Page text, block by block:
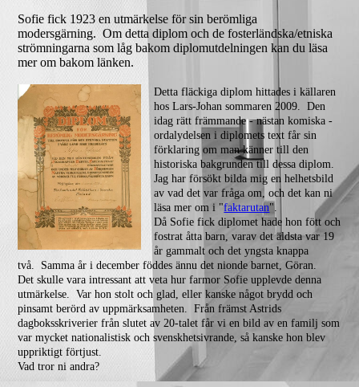
Sofie fick 1923 en utmärkelse för sin berömliga
modersgärning. Om detta diplom och de fosterländska/etniska
strömningarna som låg bakom diplomutdelningen kan du läsa
mer om bakom länken.
Detta fläckiga diplom hittades i källaren
hos Lars-Johan sommaren 2009. Den
idag rätt främmande - nästan komiska -
ordalydelsen i diplomets text får sin
förklaring om man känner till den
historiska bakgrunden till dessa diplom.
Jag har försökt bilda mig en helhetsbild
av vad det var fråga om, och det kan ni
läsa mer om i "faktarutan".
Då Sofie fick diplomet hade hon fött och
fostrat åtta barn, varav det äldsta var 19
år gammalt och det yngsta knappa
två. Samma år i december föddes ännu det nionde barnet, Göran.
Det skulle vara intressant att veta hur farmor Sofie upplevde denna
utmärkelse. Var hon stolt och glad, eller kanske något brydd och
pinsamt berörd av uppmärksamheten. Från främst Astrids
dagboksskriverier från slutet av 20-talet får vi en bild av en familj som
var mycket nationalistisk och svenskhetsivrande, så kanske hon blev
uppriktigt förtjust.
Vad tror ni andra?